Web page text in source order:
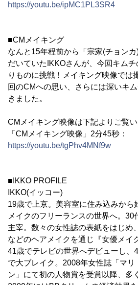
https://youtu.be/ipMC1PL3SR4
■CMメイキング
なんと15年程前から「宗家(チョン
だいていたIKKOさんが、今回キム
りものに挑戦！メイキング映像では
回のCMへの思い、さらには深いキ
きました。
CMメイキング映像は下記よりご覧い
「CMメイキング映像」2分45秒：
https://youtu.be/tgPhv4MNf9w
■IKKO PROFILE
IKKO(イッコー)
19歳で上京。美容室に住み込みから
メイクのフリーランスの世界へ。30
主宰。数々の女性誌の表紙をはじめ
などのヘアメイクを通じ『女優メイ
41歳でテレビの世界へデビューし、
で大ブレイク。2008年女性誌「マリ
ン」にて初の人物賞を受賞以降、多